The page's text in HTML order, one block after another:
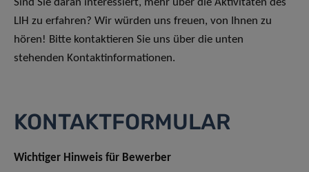
Sind Sie daran interessiert, mehr über die Aktivitäten des
LIH zu erfahren? Wir würden uns freuen, von Ihnen zu
hören! Bitte kontaktieren Sie uns über die unten
stehenden Kontaktinformationen.
KONTAKTFORMULAR
Wichtiger Hinweis für Bewerber